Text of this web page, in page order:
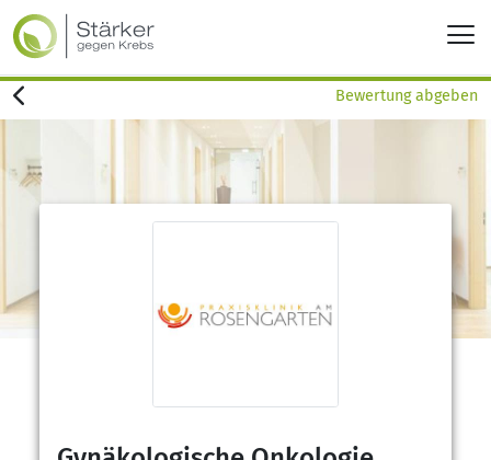
Bewertung abgeben